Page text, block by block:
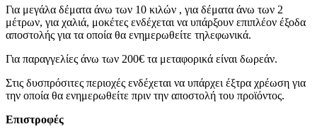
Για μεγάλα δέματα άνω των 10 κιλών , για δέματα άνω των 2
μέτρων, για χαλιά, μοκέτες ενδέχεται να υπάρξουν επιπλέον έξοδα
αποστολής για τα οποία θα ενημερωθείτε τηλεφωνικά.
Για παραγγελίες άνω των 200€ τα μεταφορικά είναι δωρεάν.
Στις δυσπρόσιτες περιοχές ενδέχεται να υπάρχει έξτρα χρέωση για
την οποία θα ενημερωθείτε πριν την αποστολή του προϊόντος.
Επιστροφές